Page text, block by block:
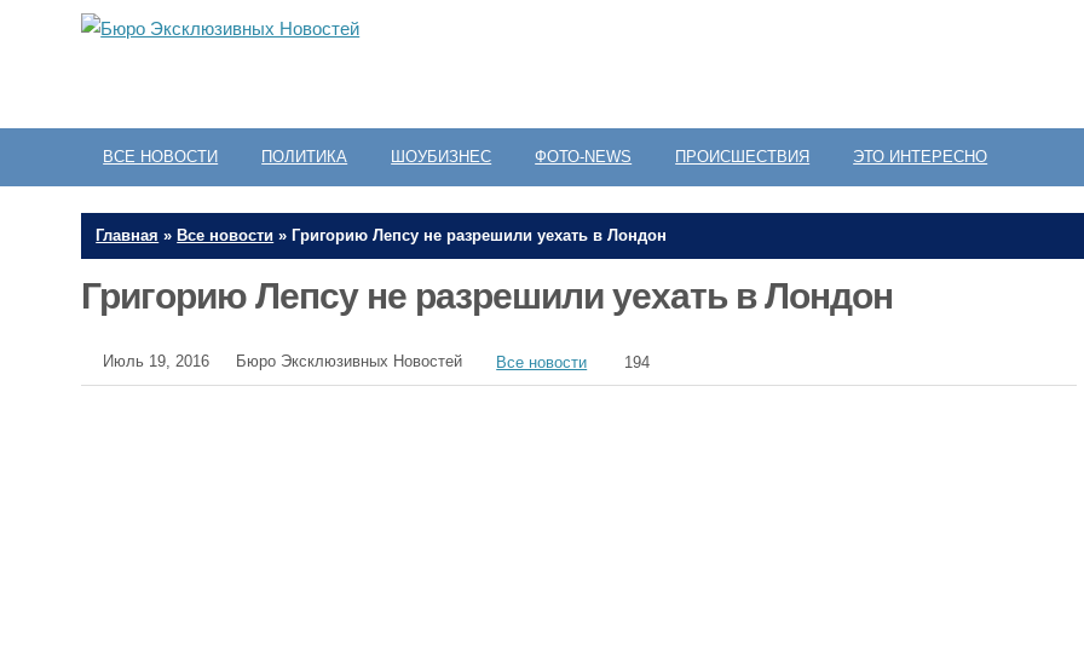
ВСЕ НОВОСТИ ПОЛИТИКА ШОУБИЗНЕС ФОТО-NEWS ПРОИСШЕСТВИЯ ЭТО ИНТЕРЕСНО
Главная » Все новости » Григорию Лепсу не разрешили уехать в Лондон
Григорию Лепсу не разрешили уехать в Лондон
Июль 19, 2016 Бюро Эксклюзивных Новостей Все новости 194